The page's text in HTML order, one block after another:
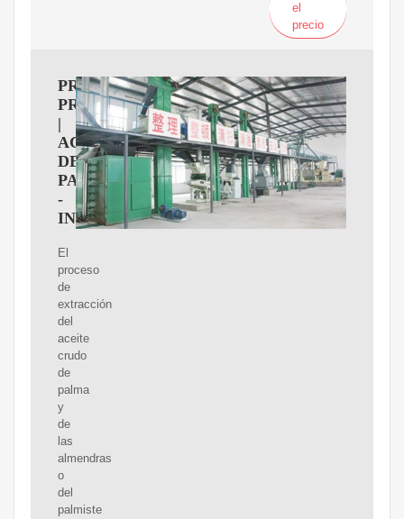
el
precio
PROCESO
PRODUCTIVO
|
ACEITES
DE
PALMA
-
INDUAGRO
El
proceso
de
extracción
del
aceite
crudo
de
palma
y
de
las
almendras
o
del
palmiste